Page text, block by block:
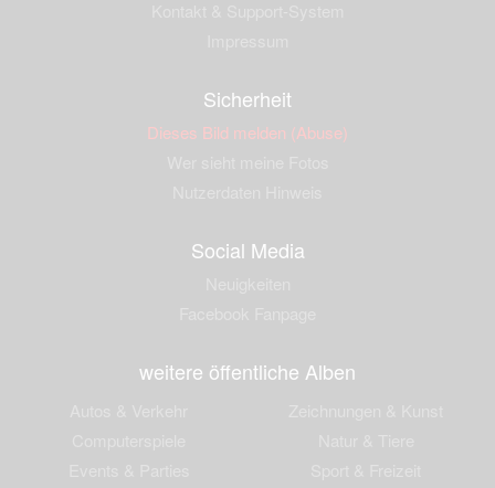
Sicherheit
Dieses Bild melden (Abuse)
Social Media
weitere öffentliche Alben